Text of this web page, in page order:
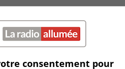
Chartrand en avril 2023.
lieu à la fin janvier et en
consentement pour